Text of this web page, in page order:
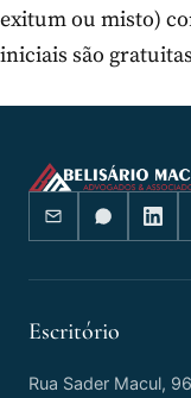
exitum ou misto)
iniciais são
Escritório
Rua Sader Macul, 96